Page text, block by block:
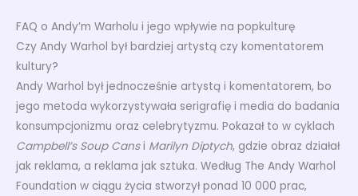
FAQ o Andy’m Warholu i jego wpływie na popkulturę
Czy Andy Warhol był bardziej artystą czy komentatorem
kultury?
Andy Warhol był jednocześnie artystą i komentatorem, bo
jego metoda wykorzystywała serigrafię i media do badania
konsumpcjonizmu oraz celebrytyzmu. Pokazał to w cyklach
Campbell’s Soup Cansi Marilyn Diptych, gdzie obraz działał
jak reklama, a reklama jak sztuka. Według The Andy Warhol
Foundation w ciągu życia stworzył ponad 10 000 prac,